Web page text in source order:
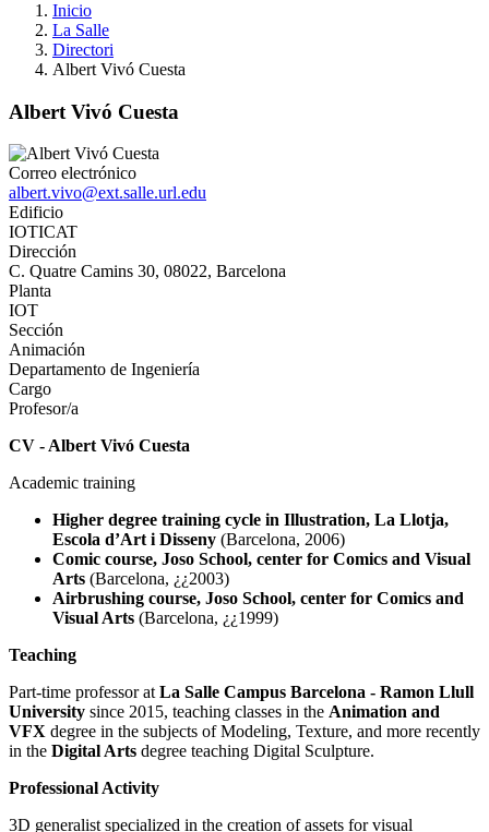
Inicio
La Salle
Directori
Albert Vivó Cuesta
Albert Vivó Cuesta
Correo electrónico
albert.vivo@ext.salle.url.edu
Edificio
IOTICAT
Dirección
C. Quatre Camins 30, 08022, Barcelona
Planta
IOT
Sección
Animación
Departamento de Ingeniería
Cargo
Profesor/a
CV - Albert Vivó Cuesta
Academic training
Higher degree training cycle in Illustration, La Llotja,
Escola d’Art i Disseny (Barcelona, 2006)
Comic course, Joso School, center for Comics and Visual
Arts (Barcelona, ¿¿2003)
Airbrushing course, Joso School, center for Comics and
Visual Arts (Barcelona, ¿¿1999)
Teaching
Part-time professor atLa Salle Campus Barcelona - Ramon Llull
University since 2015, teaching classes in the Animation and
VFX degree in the subjects of Modeling, Texture, and more recently
in the Digital Arts degree teaching Digital Sculpture.
Professional Activity
3D generalist specialized in the creation of assets for visual